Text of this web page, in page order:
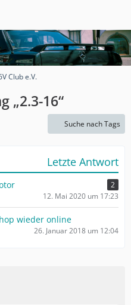
Club e.V.
„2.3-16“
Suche nach Tags
Letzte Antwort
2
12. Mai 2020 um 17:23
wieder online
26. Januar 2018 um 12:04